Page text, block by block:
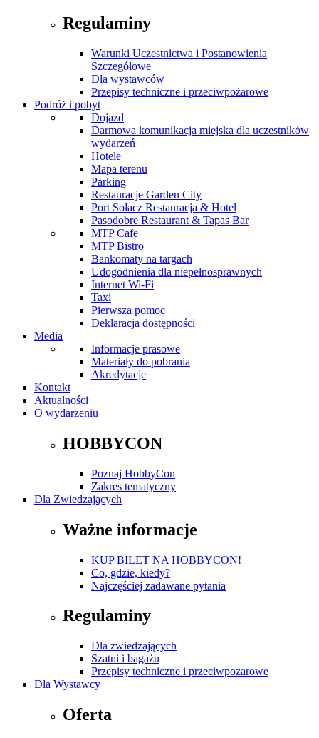
Regulaminy
Warunki Uczestnictwa i Postanowienia
Szczegółowe
Dla wystawców
Przepisy techniczne i przeciwpożarowe
Podróż i pobyt
Dojazd
Darmowa komunikacja miejska dla uczestników
wydarzeń
Hotele
Mapa terenu
Parking
Restauracje Garden City
Port Sołacz Restauracja & Hotel
Pasodobre Restaurant & Tapas Bar
MTP Cafe
MTP Bistro
Bankomaty na targach
Udogodnienia dla niepełnosprawnych
Internet Wi-Fi
Taxi
Pierwsza pomoc
Deklaracja dostępności
Media
Informacje prasowe
Materiały do pobrania
Akredytacje
Kontakt
Aktualności
O wydarzeniu
HOBBYCON
Poznaj HobbyCon
Zakres tematyczny
Dla Zwiedzających
Ważne informacje
KUP BILET NA HOBBYCON!
Co, gdzie, kiedy?
Najczęściej zadawane pytania
Regulaminy
Dla zwiedzających
Szatni i bagażu
Przepisy techniczne i przeciwpozarowe
Dla Wystawcy
Oferta